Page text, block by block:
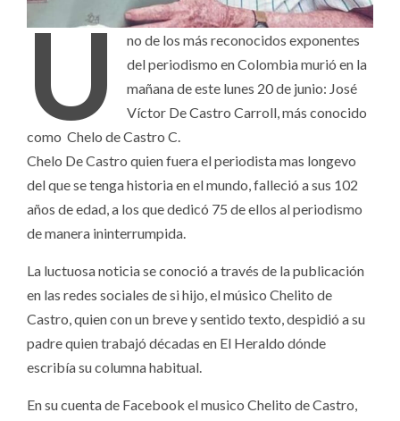
U
no de los más reconocidos exponentes
del periodismo en Colombia murió en la
mañana de este lunes 20 de junio: José
Víctor De Castro Carroll, más conocido
como Chelo de Castro C.
Chelo De Castro quien fuera el periodista mas longevo
del que se tenga historia en el mundo, falleció a sus 102
años de edad, a los que dedicó 75 de ellos al periodismo
de manera ininterrumpida.
La luctuosa noticia se conoció a través de la publicación
en las redes sociales de si hijo, el músico Chelito de
Castro, quien con un breve y sentido texto, despidió a su
padre quien trabajó décadas en El Heraldo dónde
escribía su columna habitual.
En su cuenta de Facebook el musico Chelito de Castro,